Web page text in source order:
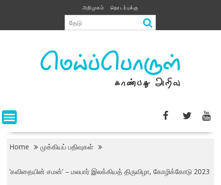
content
அறிமுகம் தொடர்புக்கு
Home முக்கியப் பதிவுகள்
‘கவிதையின் சமன்’ – மலபார் இலக்கியத் திருவிழா, கோழிக்கோடு 2023